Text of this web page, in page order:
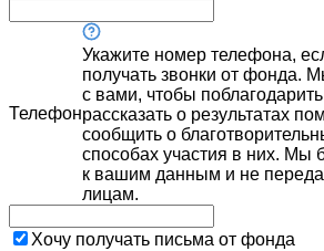
Телефон
Укажите номер телефона,
получать звонки от фонда.
с вами, чтобы
рассказать о результатах
сообщить о
способах участия в них. Мы
к вашим данным и не
лицам.
Хочу получать письма от фонда